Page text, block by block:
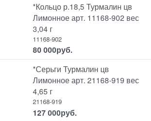
*Кольцо р.18,5 Турмалин цв
Лимонное арт. 11168-902 вес
3,04 г
11168-902
80 000руб.
*Серьги Турмалин цв
Лимонное арт. 21168-919 вес
4,65 г
21168-919
127 000руб.